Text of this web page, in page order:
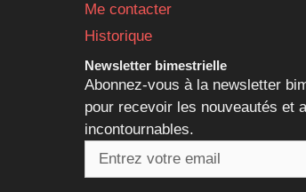
Me contacter
Historique
Newsletter bimestrielle
Abonnez-vous à la newsletter
pour recevoir les nouveautés et
incontournables.